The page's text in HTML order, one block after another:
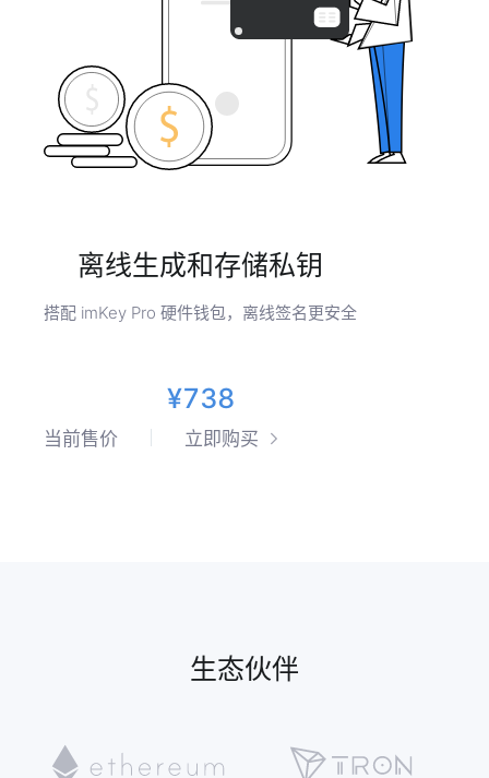
离线生成和存储私钥
搭配 imKey Pro 硬件钱包，离线签名更安全
¥738
当前售价 立即购买
生态伙伴